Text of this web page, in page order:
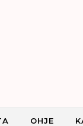
OHJE